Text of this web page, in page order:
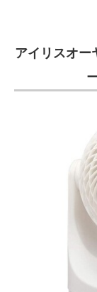
アイリスオー